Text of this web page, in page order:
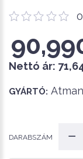
Nettó ár:
GYÁRTÓ: Atman
DARABSZÁM